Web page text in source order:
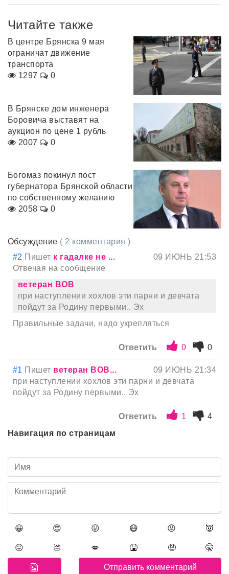
Читайте также
В центре Брянска 9 мая
ограничат движение
транспорта
1297
0
В Брянске дом инженера
Боровича выставят на
аукцион по цене 1 рубль
2007
0
Богомаз покинул пост
губернатора Брянской области
по собственному желанию
2058
0
Обсуждение ( 2 комментария )
#2 Пишет к гадалке не ...
09 ИЮНЬ 21:53
Отвечая на сообщение
ветеран ВОВ
при наступлении хохлов эти парни и девчата
пойдут за Родину первыми.. Эх
Правильные задачи, надо укрепляться
Ответить 0 0
#1 Пишет ветеран ВОВ...
09 ИЮНЬ 21:34
при наступлении хохлов эти парни и девчата
пойдут за Родину первыми.. Эх
Ответить 1
4
Навигация по страницам
😀 😍 😛 😷 😡 👿
😖 💩 💋 🤮 🤑 🤫